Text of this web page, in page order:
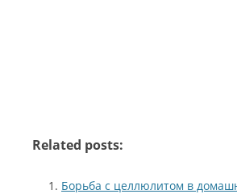
Related posts:
Борьба с целлюлитом в